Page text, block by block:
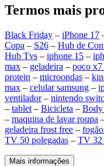
Termos mais
Black Friday – iPhone 17
Copa – S26 – Hub de
Hub Tvs – iphone 15 –
max – geladeira – poco x7
protein – microondas –
max – celular samsung –
ventilador– nintendo
– tablet – Bicicleta – Body
– maquina de lavar roupa
geladeira frost free –
TV 50 polegadas – TV 32
Mais informações